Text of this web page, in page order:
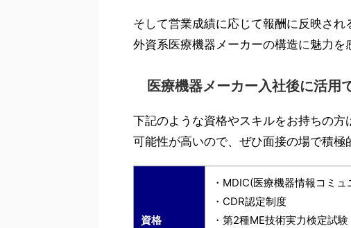
そして営業成績に応じて報酬に反映され
外資系医療機器メーカーの構造に魅力
医療機器メーカー入社後に活用
下記のような資格やスキルをお持ちの
可能性が高いので、ぜひ面接の場で積極
資格
・MDIC(医療機器情報コミ
・CDR認定制度
・第2種ME技術実力検定試験